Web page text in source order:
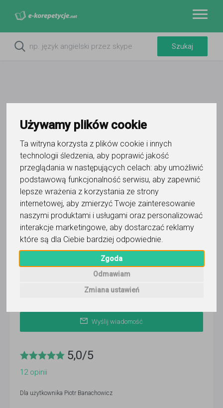
Używamy plików cookie
Ta witryna korzysta z plików cookie i innych
technologii śledzenia, aby poprawić jakość
przeglądania w następujących celach: aby umożliwić
podstawową funkcjonalność serwisu, aby zapewnić
lepsze wrażenia z korzystania ze strony
internetowej, aby zmierzyć Twoje zainteresowanie
naszymi produktami i usługami oraz personalizować
interakcje marketingowe, aby dostarczać reklamy
które są dla Ciebie bardziej odpowiednie.
Zgoda
Odmawiam
Zmiana ustawień
Piotr Banachowicz
Wyślij wiadomość
Ostatnia aktywność:
ponad 3 miesiące temu
Pokaż
Korepetytor prowadzi zajęcia online
Wyślij wiadomość
5,0/5
12opinii
Dla użytkownika Piotr Banachowicz